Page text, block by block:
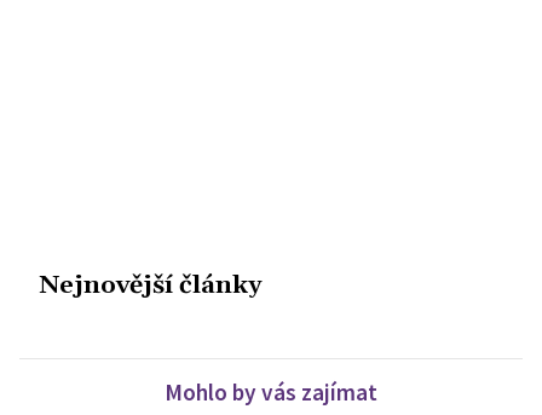
Nejnovější články
Mohlo by vás zajímat